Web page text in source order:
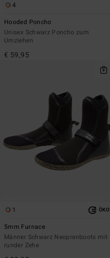
4
Hooded Poncho
Unisex Schwarz Poncho zum
Umziehen
€ 59,95
1 ÖKO
5mm Furnace
Männer Schwarz Neoprenboots mit
runder Zehe